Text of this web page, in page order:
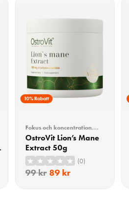
10% Rabatt
Fokus och koncentration,
Hälsa
Lions mane
OstroVit Lion’s Mane
Extract 50g
(0)
99kr 89 kr